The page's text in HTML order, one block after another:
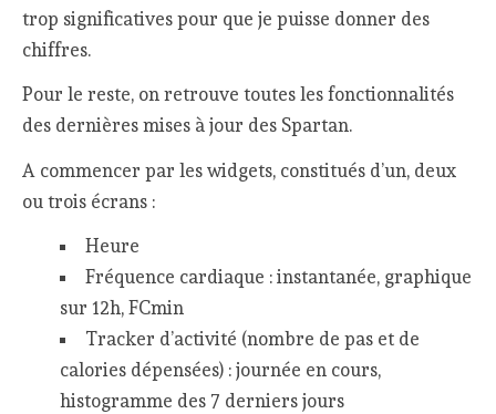
trop significatives pour que je puisse donner des
chiffres.
Pour le reste, on retrouve toutes les fonctionnalités
des dernières mises à jour des Spartan.
A commencer par les widgets, constitués d’un, deux
ou trois écrans :
Heure
Fréquence cardiaque : instantanée, graphique
sur 12h, FCmin
Tracker d’activité (nombre de pas et de
calories dépensées) : journée en cours,
histogramme des 7 derniers jours